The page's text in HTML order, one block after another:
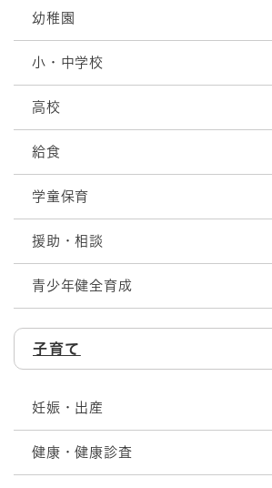
幼稚園
小・中学校
高校
給食
学童保育
援助・相談
青少年健全育成
子育て
妊娠・出産
健康・健康診査